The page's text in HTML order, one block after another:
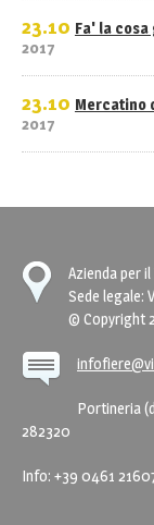
23.10
2017
Fa' la cosa
23.10
2017
Mercatino
Azienda per
Sede legale:
© Copyright
Portineria
282320
Info: +39 0461